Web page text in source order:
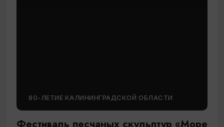
80-ЛЕТИЕ КАЛИНИНГРАДСКОЙ ОБЛАСТИ